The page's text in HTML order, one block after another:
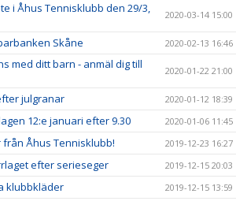
i Åhus Tennisklubb den 29/3,
2020-03-14 15:00
Skåne 2020-02-13 16:46
med ditt barn - anmäl dig till
2020-01-22 21:00
julgranar 2020-01-12 18:39
12:e januari efter 9.30 2020-01-06 11:45
från Åhus Tennisklubb! 2019-12-23 16:27
efter serieseger 2019-12-15 20:03
klubbkläder 2019-12-15 13:59